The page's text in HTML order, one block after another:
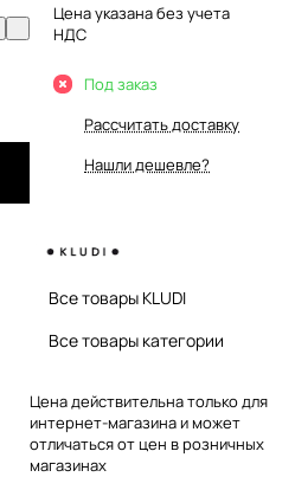
Цена указана без учета
НДС
Под заказ
Рассчитать доставку
Нашли дешевле?
Все товары KLUDI
Все товары категории
Цена действительна только для
интернет-магазина и может
отличаться от цен в розничных
магазинах